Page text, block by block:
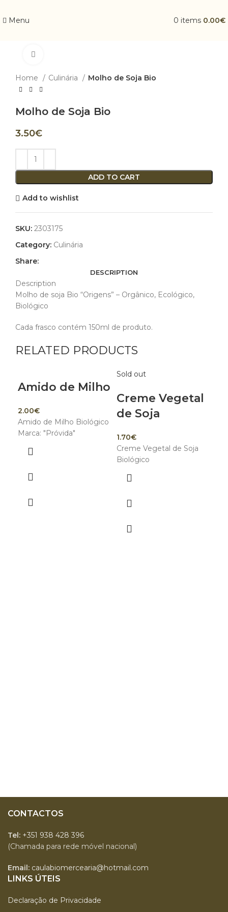
Menu 0 items 0.00€
Home Culinária Molho de Soja Bio
Molho de Soja Bio
3.50€
ADD TO CART
Add to wishlist
SKU: 2303175
Category: Culinária
Share:
DESCRIPTION
Description
Molho de soja Bio “Origens” – Orgânico, Ecológico,
Biológico
Cada frasco contém 150ml de produto.
RELATED PRODUCTS
Amido de Milho
2.00€
Amido de Milho Biológico
Marca: "Próvida"
Sold out
Creme Vegetal
de Soja
1.70€
Creme Vegetal de Soja
Biológico
CONTACTOS
Tel: +351 938 428 396
(Chamada para rede móvel nacional)
Email: caulabiomercearia@hotmail.com
LINKS ÚTEIS
Declaração de Privacidade